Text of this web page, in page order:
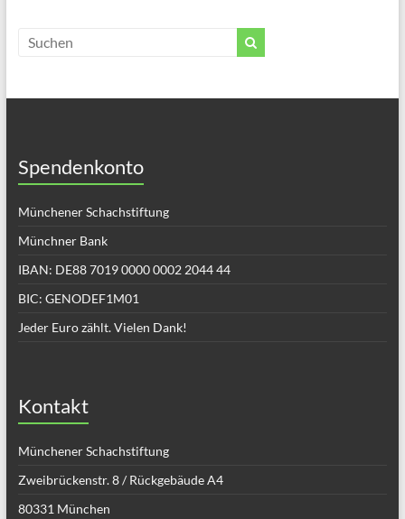
Spendenkonto
Münchener Schachstiftung
Münchner Bank
IBAN: DE88 7019 0000 0002 2044 44
BIC: GENODEF1M01
Jeder Euro zählt. Vielen Dank!
Kontakt
Münchener Schachstiftung
Zweibrückenstr. 8 / Rückgebäude A4
80331 München